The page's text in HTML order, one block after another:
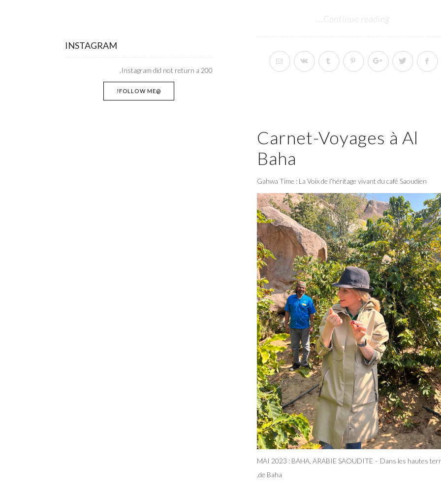
Continue reading...
Carnet-Voyages à Al
Baha
Gahwa Time : La Voix de l’héritage vivant du café Saoudien
MAI 2023 : BAHA, ARABIE SAOUDITE – Dans les hautes
de Baha,
INSTAGRAM
Instagram did not return a 200.
@FOLLOW ME!